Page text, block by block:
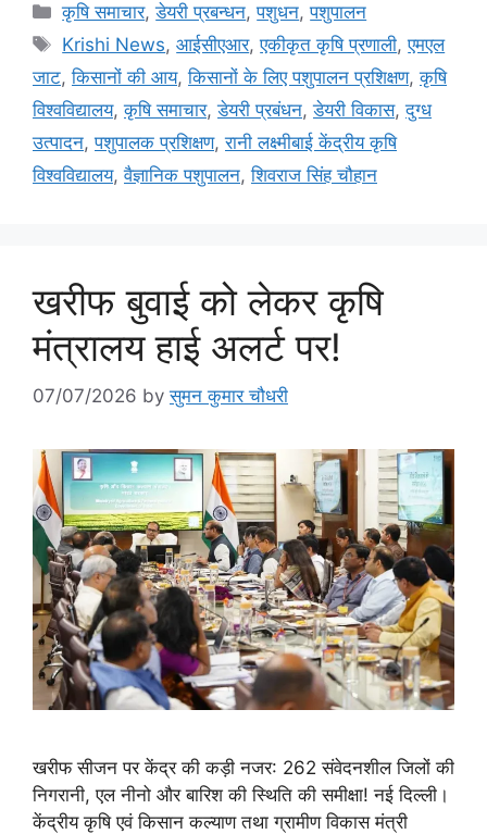
कृषि समाचार,डेयरी प्रबन्धन,पशुधन,पशुपालन
Krishi News,आईसीएआर,एकीकृत कृषि प्रणाली,एमएल
जाट,किसानों की आय,किसानों के लिए पशुपालन प्रशिक्षण,कृषि
विश्वविद्यालय,कृषि समाचार,डेयरी प्रबंधन,डेयरी विकास,दुग्ध
उत्पादन,पशुपालक प्रशिक्षण,रानी लक्ष्मीबाई केंद्रीय कृषि
विश्वविद्यालय,वैज्ञानिक पशुपालन,शिवराज सिंह चौहान
खरीफ बुवाई को लेकर कृषि
मंत्रालय हाई अलर्ट पर!
07/07/2026 byसुमन कुमार चौधरी
खरीफ सीजन पर केंद्र की कड़ी नजर: 262 संवेदनशील जिलों की
निगरानी, एल नीनो और बारिश की स्थिति की समीक्षा! नई दिल्ली।
केंद्रीय कृषि एवं किसान कल्याण तथा ग्रामीण विकास मंत्री